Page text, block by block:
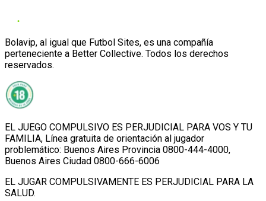
Bolavip, al igual que Futbol Sites, es una compañía
perteneciente a Better Collective. Todos los derechos
reservados.
EL JUEGO COMPULSIVO ES PERJUDICIAL PARA VOS Y TU
FAMILIA, Línea gratuita de orientación al jugador
problemático: Buenos Aires Provincia 0800-444-4000,
Buenos Aires Ciudad 0800-666-6006
EL JUGAR COMPULSIVAMENTE ES PERJUDICIAL PARA LA
SALUD.